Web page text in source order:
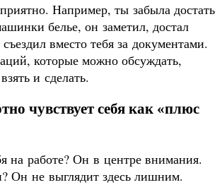
Например, ты забыла достать
белье, он заметил, достал
вместо тебя за документами.
которые можно обсуждать,
и сделать.
чувствует себя как «плюс
на работе? Он в центре внимания.
Он не выглядит здесь лишним.